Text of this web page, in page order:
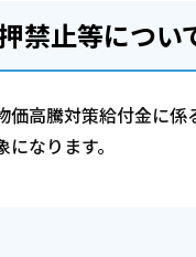
禁止等につい
価高騰対策給付金に係
になります。